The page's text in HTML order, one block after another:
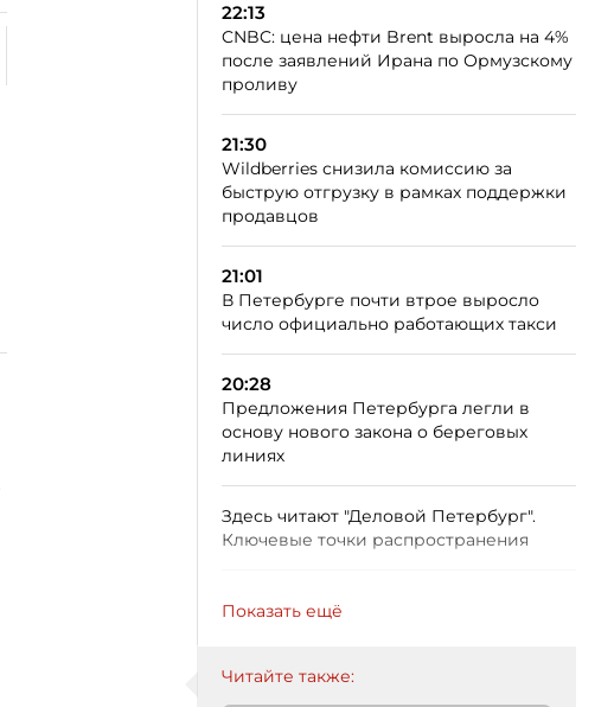
22:13
CNBC: цена нефти Brent выросла на 4%
после заявлений Ирана по Ормузскому
проливу
21:30
Wildberries снизила комиссию за
быструю отгрузку в рамках поддержки
продавцов
21:01
В Петербурге почти втрое выросло
число официально работающих такси
20:28
Предложения Петербурга легли в
основу нового закона о береговых
линиях
Здесь читают "Деловой Петербург".
Ключевые точки распространения
Показать ещё
Читайте также: